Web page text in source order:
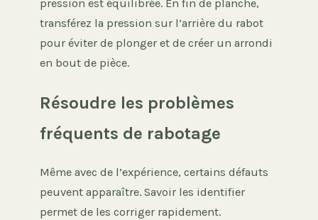
pression est équilibrée. En fin de planche,
transférez la pression sur l’arrière du rabot
pour éviter de plonger et de créer un arrondi
en bout de pièce.
Résoudre les problèmes
fréquents de rabotage
Même avec de l’expérience, certains défauts
peuvent apparaître. Savoir les identifier
permet de les corriger rapidement.